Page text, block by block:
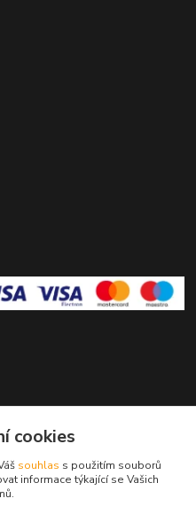
cookies
souhlas s použitím souborů
informace týkající se Vašich